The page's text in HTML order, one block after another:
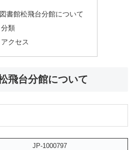
書館松飛台分館について
類
クセス
飛台分館について
JP-1000797